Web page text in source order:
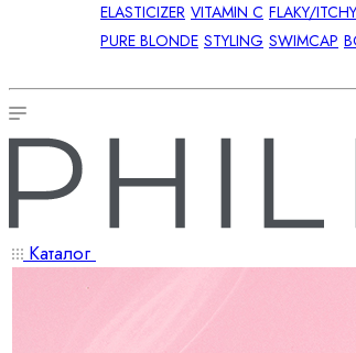
ELASTICIZER VITAMIN C FLAKY/ITCHY
PURE BLONDE STYLING SWIMCAP
Каталог